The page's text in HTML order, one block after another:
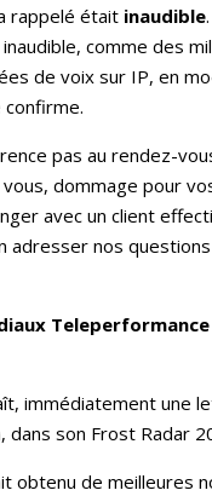
rappelé était inaudible
comme des
de voix sur IP, en
pas au rendez-
dommage pour
avec un client
adresser nos
immédiatement une
dans son Frost Radar
obtenu de meilleures